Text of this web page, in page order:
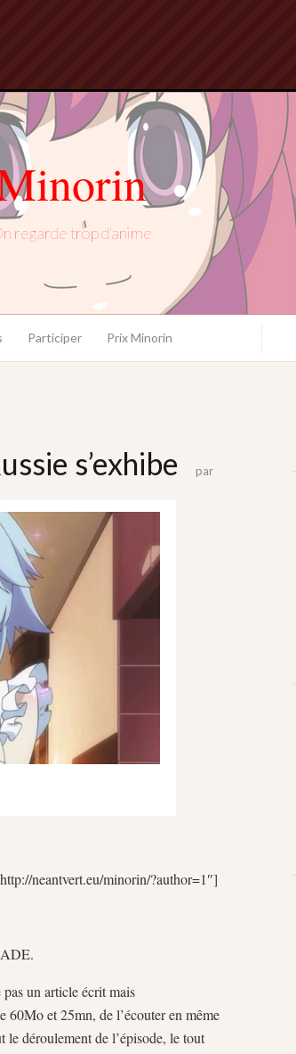
regarde trop d'anime
Participer Prix Minorin
s’exhibe
par
neantvert.eu/minorin/?author=1″]
un article écrit mais
60Mo et 25mn, de l’écouter en même
le déroulement de l’épisode, le tout